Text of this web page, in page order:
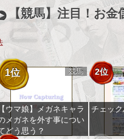
【競馬】注目！お
1位 競馬
【ウマ娘】メガネキャラ
メガネを外す事につい
どう思う？
2位
チェッ